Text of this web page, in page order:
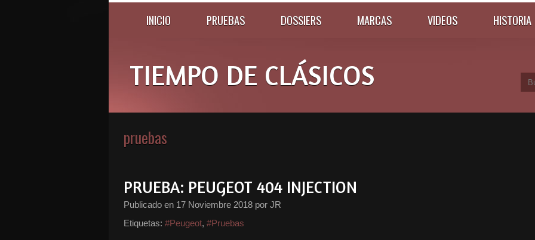
INICIO PRUEBAS DOSSIERS MARCAS VIDEOS HISTORIA
TIEMPO DE CLÁSICOS
pruebas
PRUEBA: PEUGEOT 404 INJECTION
Publicado en 17 Noviembre 2018 por JR
Etiquetas: #Peugeot, #Pruebas